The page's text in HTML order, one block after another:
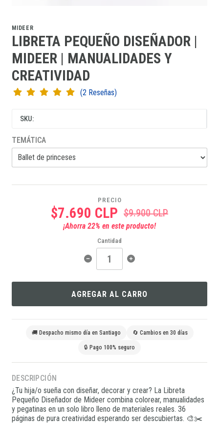
MIDEER
LIBRETA PEQUEÑO DISEÑADOR |
MIDEER | MANUALIDADES Y
CREATIVIDAD
(2 Reseñas)
SKU:
TEMÁTICA
PRECIO
$7.690 CLP $9.900 CLP
¡Ahorra 22% en este producto!
Cantidad
AGREGAR AL CARRO
🚚 Despacho mismo día en Santiago 🔄 Cambios en 30 días
🔒 Pago 100% seguro
DESCRIPCIÓN
¿Tu hija/o sueña con diseñar, decorar y crear? La Libreta
Pequeño Diseñador de Mideer combina colorear, manualidades
y pegatinas en un solo libro lleno de materiales reales. 36
páginas de pura creatividad esperando ser descubiertas. 🎨✂️